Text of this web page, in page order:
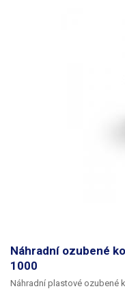
Náhradní ozubené
1000
​Náhradní plastové ozubené